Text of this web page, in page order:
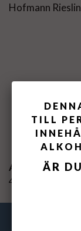
Hofmann
Spara
Artikelnummer:
410101-20
TILL
ÄR